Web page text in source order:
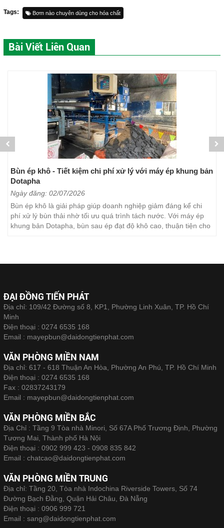
Tags: Bơm nào chuyên dùng cho hóa chất
Bài Viết Liên Quan
Bùn ép khô - Tiết kiệm chi phí xử lý với máy ép khung bản
Dotapha
Ngày đăng: 02/07/2026
Bùn ép khô là giải pháp giúp doanh nghiệp giảm đáng kể chi
phí xử lý bùn thải nhờ tối ưu quá trình tách nước. Với máy ép
khung bản Dotapha, bùn sau ép đạt độ khô cao, thuận tiện cho
ĐẠI ĐỒNG TIẾN PHÁT
Địa chỉ: 109/42 Đường số 8, KP1, Phường Linh Xuân, TP. Hồ Chí
Minh
Điện thoại : 0274 6535 168
Email : mayepbun@daidongtienphat.com
VĂN PHÒNG MIỀN NAM
Địa chỉ: 617 - 618 Thuận An Hòa, Phường An Phú, TP. Hồ Chí Minh
Điện thoại : 0274 6535 168
Fax : 02837243179
Email : mayepbun@daidongtienphat.com
VĂN PHÒNG MIỀN BẮC
Địa Chỉ : Tầng 9 Tòa nhà Minori, Số 67A Phố Trương Định, Phường
Tương Mai, Thành phố Hà Nội
Điện thoại : 0902 999 423 - 0908 835 842
Email : chatcao@daidongtienphat.com
VĂN PHÒNG MIỀN TRUNG
Địa chỉ: Tầng 20, Tòa nhà Indochina Riverside Towers, Số 74
Đường Bạch Đằng, Quận Hải Châu, Đà Nẵng
Điện thoại : 0906 999 721
Email : sang@daidongtienphat.com